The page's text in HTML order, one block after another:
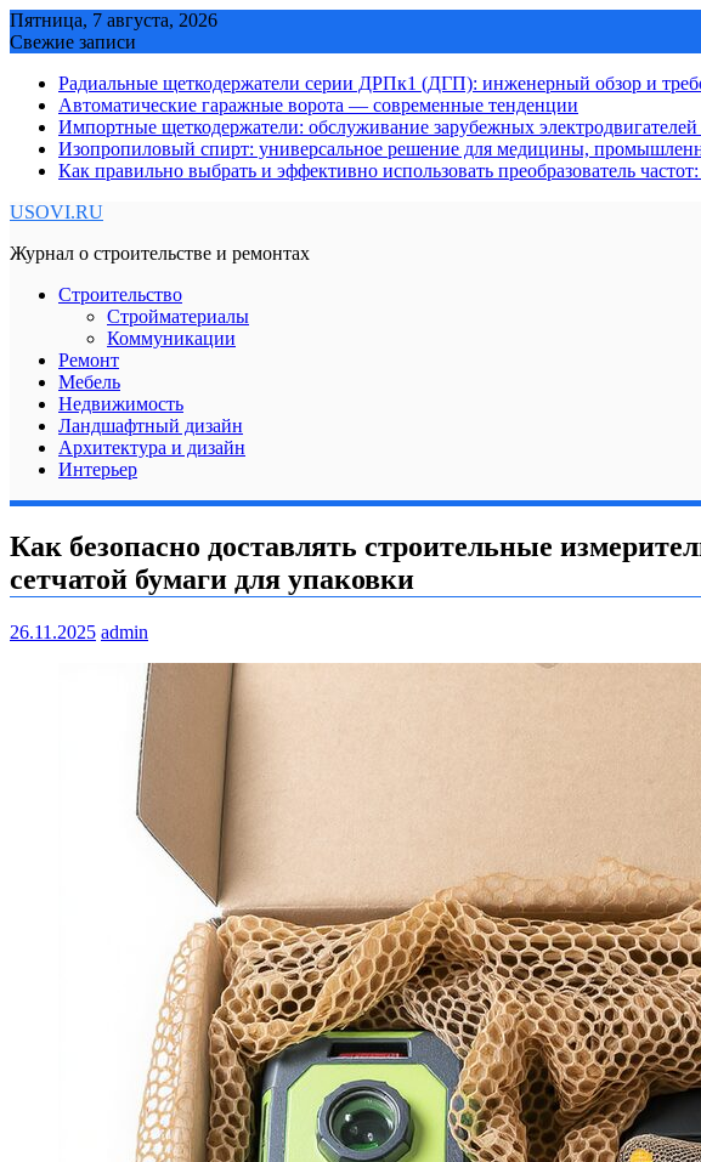
Skip
to
Пятница, 7 августа, 2026
Свежие записи
Радиальные щеткодержатели серии ДРПк1 (ДГП): инженерный обзор и
Автоматические гаражные ворота — современные тенденции
Импортные щеткодержатели: обслуживание зарубежных
Изопропиловый спирт: универсальное решение для медицины,
Как правильно выбрать и эффективно использовать преобразователь
USOVI.RU
Журнал о строительстве и ремонтах
Строительство
Стройматериалы
Коммуникации
Ремонт
Мебель
Недвижимость
Ландшафтный дизайн
Архитектура и дизайн
Интерьер
Как безопасно доставлять строительные
сетчатой бумаги для упаковки
26.11.2025 admin